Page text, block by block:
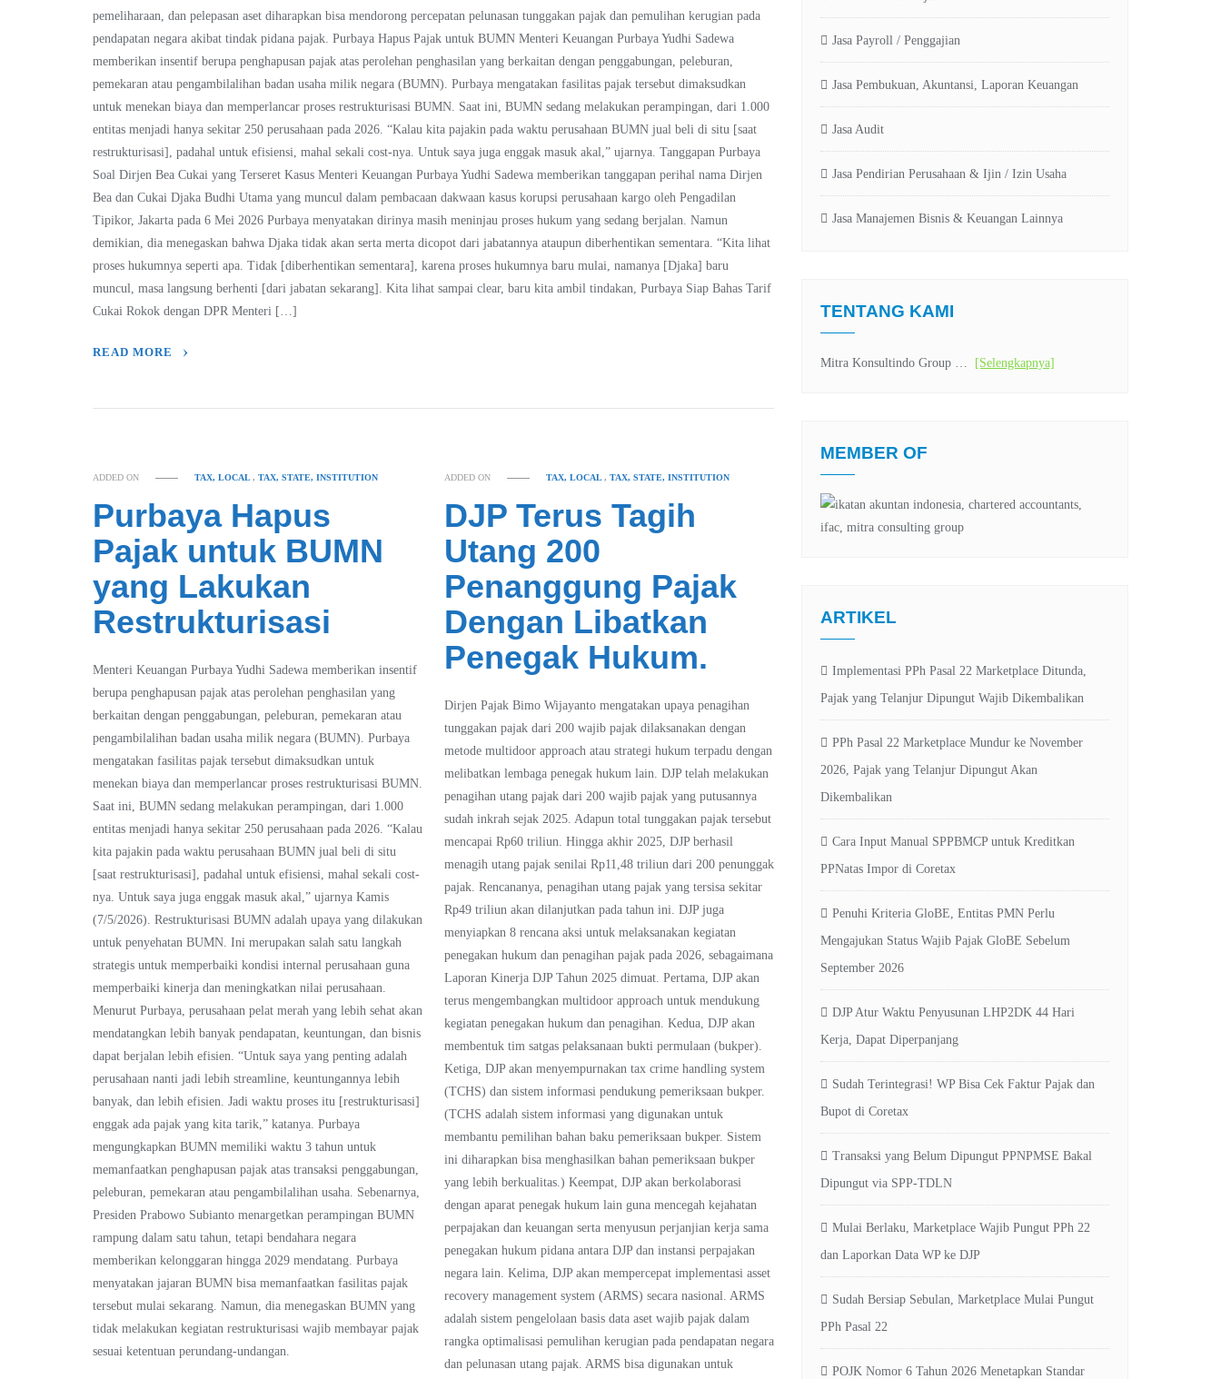
pemeliharaan, dan pelepasan aset diharapkan bisa mendorong percepatan pelunasan tunggakan pajak dan pemulihan kerugian pada
pendapatan negara akibat tindak pidana pajak. Purbaya Hapus Pajak untuk BUMN Menteri Keuangan Purbaya Yudhi Sadewa
memberikan insentif berupa penghapusan pajak atas perolehan penghasilan yang berkaitan dengan penggabungan, peleburan,
pemekaran atau pengambilalihan badan usaha milik negara (BUMN). Purbaya mengatakan fasilitas pajak tersebut dimaksudkan
untuk menekan biaya dan memperlancar proses restrukturisasi BUMN. Saat ini, BUMN sedang melakukan perampingan, dari 1.000
entitas menjadi hanya sekitar 250 perusahaan pada 2026. “Kalau kita pajakin pada waktu perusahaan BUMN jual beli di situ [saat
restrukturisasi], padahal untuk efisiensi, mahal sekali cost-nya. Untuk saya juga enggak masuk akal,” ujarnya. Tanggapan Purbaya
Soal Dirjen Bea Cukai yang Terseret Kasus Menteri Keuangan Purbaya Yudhi Sadewa memberikan tanggapan perihal nama Dirjen
Bea dan Cukai Djaka Budhi Utama yang muncul dalam pembacaan dakwaan kasus korupsi perusahaan kargo oleh Pengadilan
Tipikor, Jakarta pada 6 Mei 2026 Purbaya menyatakan dirinya masih meninjau proses hukum yang sedang berjalan. Namun
demikian, dia menegaskan bahwa Djaka tidak akan serta merta dicopot dari jabatannya ataupun diberhentikan sementara. “Kita lihat
proses hukumnya seperti apa. Tidak [diberhentikan sementara], karena proses hukumnya baru mulai, namanya [Djaka] baru
muncul, masa langsung berhenti [dari jabatan sekarang]. Kita lihat sampai clear, baru kita ambil tindakan, Purbaya Siap Bahas Tarif
Cukai Rokok dengan DPR Menteri […]
READ MORE
ADDED ON TAX, LOCAL,TAX, STATE, INSTITUTION
Purbaya Hapus
Pajak untuk BUMN
yang Lakukan
Restrukturisasi
Menteri Keuangan Purbaya Yudhi Sadewa memberikan insentif
berupa penghapusan pajak atas perolehan penghasilan yang
berkaitan dengan penggabungan, peleburan, pemekaran atau
pengambilalihan badan usaha milik negara (BUMN). Purbaya
mengatakan fasilitas pajak tersebut dimaksudkan untuk
menekan biaya dan memperlancar proses restrukturisasi BUMN.
Saat ini, BUMN sedang melakukan perampingan, dari 1.000
entitas menjadi hanya sekitar 250 perusahaan pada 2026. “Kalau
kita pajakin pada waktu perusahaan BUMN jual beli di situ
[saat restrukturisasi], padahal untuk efisiensi, mahal sekali cost-
nya. Untuk saya juga enggak masuk akal,” ujarnya Kamis
(7/5/2026). Restrukturisasi BUMN adalah upaya yang dilakukan
untuk penyehatan BUMN. Ini merupakan salah satu langkah
strategis untuk memperbaiki kondisi internal perusahaan guna
memperbaiki kinerja dan meningkatkan nilai perusahaan.
Menurut Purbaya, perusahaan pelat merah yang lebih sehat akan
mendatangkan lebih banyak pendapatan, keuntungan, dan bisnis
dapat berjalan lebih efisien. “Untuk saya yang penting adalah
perusahaan nanti jadi lebih streamline, keuntungannya lebih
banyak, dan lebih efisien. Jadi waktu proses itu [restrukturisasi]
enggak ada pajak yang kita tarik,” katanya. Purbaya
mengungkapkan BUMN memiliki waktu 3 tahun untuk
memanfaatkan penghapusan pajak atas transaksi penggabungan,
peleburan, pemekaran atau pengambilalihan usaha. Sebenarnya,
Presiden Prabowo Subianto menargetkan perampingan BUMN
rampung dalam satu tahun, tetapi bendahara negara
memberikan kelonggaran hingga 2029 mendatang. Purbaya
menyatakan jajaran BUMN bisa memanfaatkan fasilitas pajak
tersebut mulai sekarang. Namun, dia menegaskan BUMN yang
tidak melakukan kegiatan restrukturisasi wajib membayar pajak
sesuai ketentuan perundang-undangan.
ADDED ON TAX, LOCAL, TAX, STATE, INSTITUTION
DJP Terus Tagih
Utang 200
Penanggung Pajak
Dengan Libatkan
Penegak Hukum.
Dirjen Pajak Bimo Wijayanto mengatakan upaya penagihan
tunggakan pajak dari 200 wajib pajak dilaksanakan dengan
metode multidoor approach atau strategi hukum terpadu dengan
melibatkan lembaga penegak hukum lain. DJP telah melakukan
penagihan utang pajak dari 200 wajib pajak yang putusannya
sudah inkrah sejak 2025. Adapun total tunggakan pajak tersebut
mencapai Rp60 triliun. Hingga akhir 2025, DJP berhasil
menagih utang pajak senilai Rp11,48 triliun dari 200 penunggak
pajak. Rencananya, penagihan utang pajak yang tersisa sekitar
Rp49 triliun akan dilanjutkan pada tahun ini. DJP juga
menyiapkan 8 rencana aksi untuk melaksanakan kegiatan
penegakan hukum dan penagihan pajak pada 2026, sebagaimana
Laporan Kinerja DJP Tahun 2025 dimuat. Pertama, DJP akan
terus mengembangkan multidoor approach untuk mendukung
kegiatan penegakan hukum dan penagihan. Kedua, DJP akan
membentuk tim satgas pelaksanaan bukti permulaan (bukper).
Ketiga, DJP akan menyempurnakan tax crime handling system
(TCHS) dan sistem informasi pendukung pemeriksaan bukper.
(TCHS adalah sistem informasi yang digunakan untuk
membantu pemilihan bahan baku pemeriksaan bukper. Sistem
ini diharapkan bisa menghasilkan bahan pemeriksaan bukper
yang lebih berkualitas.) Keempat, DJP akan berkolaborasi
dengan aparat penegak hukum lain guna mencegah kejahatan
perpajakan dan keuangan serta menyusun perjanjian kerja sama
penegakan hukum pidana antara DJP dan instansi perpajakan
negara lain. Kelima, DJP akan mempercepat implementasi asset
recovery management system (ARMS) secara nasional. ARMS
adalah sistem pengelolaan basis data aset wajib pajak dalam
rangka optimalisasi pemulihan kerugian pada pendapatan negara
dan pelunasan utang pajak. ARMS bisa digunakan untuk
Jasa Payroll / Penggajian
Jasa Pembukuan, Akuntansi, Laporan Keuangan
Jasa Audit
Jasa Pendirian Perusahaan & Ijin / Izin Usaha
Jasa Manajemen Bisnis & Keuangan Lainnya
TENTANG KAMI
Mitra Konsultindo Group … [Selengkapnya]
MEMBER OF
ARTIKEL
Implementasi PPh Pasal 22 Marketplace Ditunda,
Pajak yang Telanjur Dipungut Wajib Dikembalikan
PPh Pasal 22 Marketplace Mundur ke November
2026, Pajak yang Telanjur Dipungut Akan
Dikembalikan
Cara Input Manual SPPBMCP untuk Kreditkan
PPNatas Impor di Coretax
Penuhi Kriteria GloBE, Entitas PMN Perlu
Mengajukan Status Wajib Pajak GloBE Sebelum
September 2026
DJP Atur Waktu Penyusunan LHP2DK 44 Hari
Kerja, Dapat Diperpanjang
Sudah Terintegrasi! WP Bisa Cek Faktur Pajak dan
Bupot di Coretax
Transaksi yang Belum Dipungut PPNPMSE Bakal
Dipungut via SPP-TDLN
Mulai Berlaku, Marketplace Wajib Pungut PPh 22
dan Laporkan Data WP ke DJP
Sudah Bersiap Sebulan, Marketplace Mulai Pungut
PPh Pasal 22
POJK Nomor 6 Tahun 2026 Menetapkan Standar